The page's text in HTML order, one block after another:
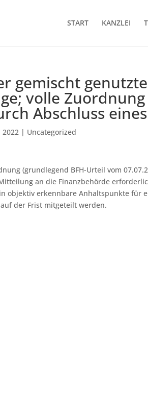
START KANZLEI
gemischt
volle
Abschluss
2022 | Uncategorized
(grundlegend BFH-Urteil vom
an die Finanzbehörde
objektiv erkennbare Anhaltspunkte für
der Frist mitgeteilt werden.